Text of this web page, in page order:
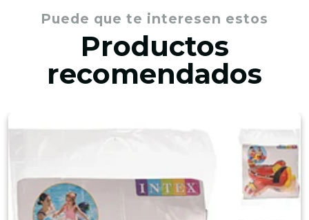
Puede que te interesen estos
Productos
recomendados